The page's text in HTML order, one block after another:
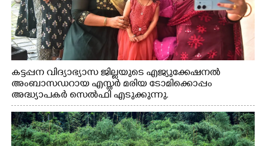
കട്ടപ്പന വിദ്യാഭ്യാസ ജില്ലയുടെ എജ്യുക്കേഷനൽ
അംബാസഡറായ എസ്തർ മരിയ ടോമിക്കൊപ്പം
അദ്ധ്യാപകർ സെൽഫി എടുക്കുന്നു.